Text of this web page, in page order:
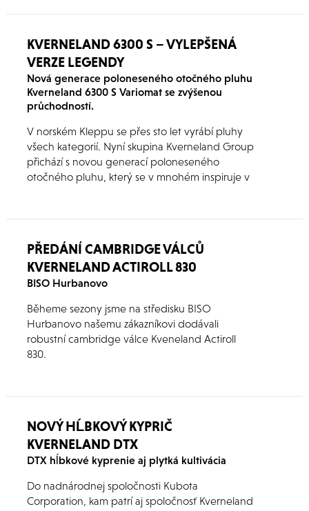
později vzrostlým plevelům zabraňuje ve
vysemenění a oslabuje vytrvalé plevele.
Následně podmítka usnadňuje samotnou orbu,
což znamená vyšší kvalitu orby a také úsporu
paliva při orání.
KVERNELAND 6300 S – VYLEPŠENÁ
VERZE LEGENDY
Nová generace poloneseného otočného pluhu
Kverneland 6300 S Variomat se zvýšenou
průchodností.
V norském Kleppu se přes sto let vyrábí pluhy
všech kategorií. Nyní skupina Kverneland Group
přichází s novou generací poloneseného
otočného pluhu, který se v mnohém inspiruje v
PŘEDÁNÍ CAMBRIDGE VÁLCŮ
KVERNELAND ACTIROLL 830
BISO Hurbanovo
Běheme sezony jsme na středisku BISO
Hurbanovo našemu zákazníkovi dodávali
robustní cambridge válce Kveneland Actiroll
830.
NOVÝ HĹBKOVÝ KYPRIČ
KVERNELAND DTX
DTX hĺbkové kyprenie aj plytká kultivácia
Do nadnárodnej spoločnosti Kubota
Corporation, kam patrí aj spoločnosť Kverneland